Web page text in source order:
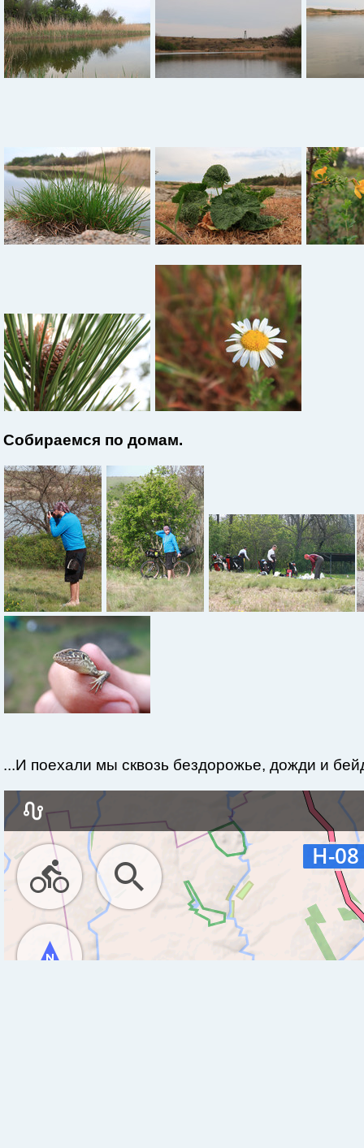
Собираемся по домам.
...И поехали мы сквозь бездорожье, дожди и